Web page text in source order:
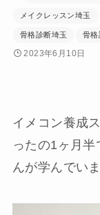
メイクレッスン埼玉
骨格診断埼玉 骨格
2023年6月10日
イメコン養成
ったの1ヶ月半
んが学んでいま